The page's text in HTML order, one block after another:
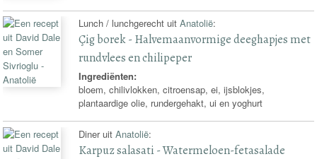
Lunch / lunchgerecht uitAnatolië:
Çig borek - Halvemaanvormige deeghapjes met
rundvlees en chilipeper
Ingrediënten:
bloem, chilivlokken, citroensap, ei, ijsblokjes,
plantaardige olie, rundergehakt, ui en yoghurt
Diner uitAnatolië:
Karpuz salasati - Watermeloen-fetasalade